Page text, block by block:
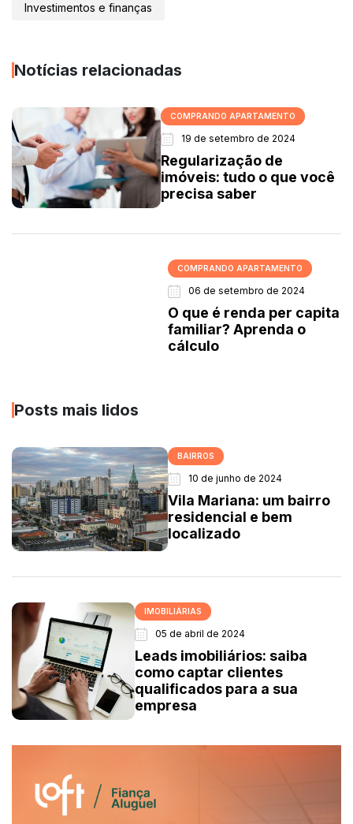
Investimentos e finanças
Notícias relacionadas
COMPRANDO APARTAMENTO
19 de setembro de 2024
Regularização de
imóveis: tudo o que você
precisa saber
COMPRANDO APARTAMENTO
06 de setembro de 2024
O que é renda per capita
familiar? Aprenda o
cálculo
Posts mais lidos
BAIRROS
10 de junho de 2024
Vila Mariana: um bairro
residencial e bem
localizado
IMOBILIÁRIAS
05 de abril de 2024
Leads imobiliários: saiba
como captar clientes
qualificados para a sua
empresa